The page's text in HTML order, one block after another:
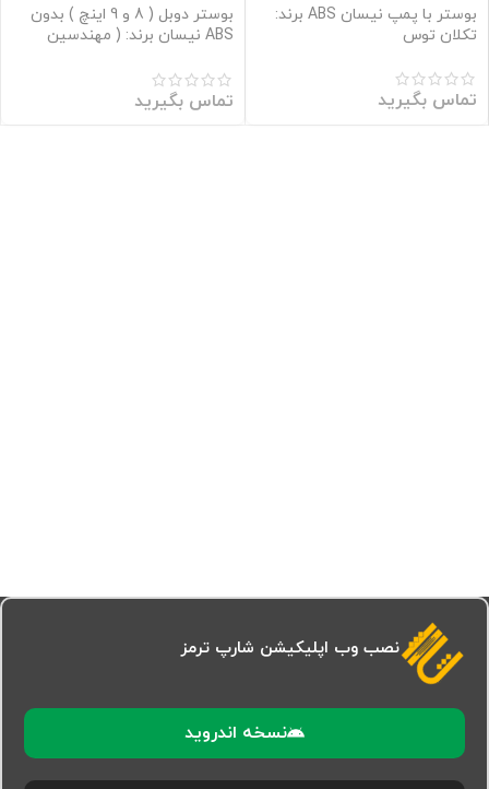
بوستر با پمپ نیسان ABS برند:
تکلان توس
تماس بگیرید
بوستر دوبل ( 8 و 9 اینچ ) بدون
ABS نیسان برند: ( مهندسین
تماس بگیرید
نصب وب اپلیکیشن شارپ ترمز
نسخه اندروید